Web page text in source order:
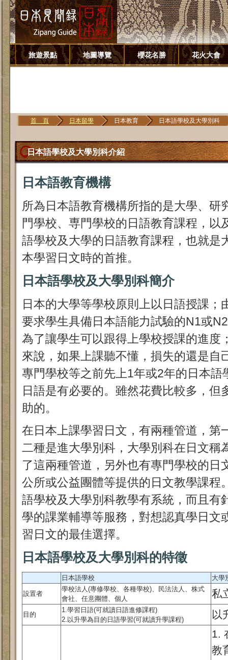
旅遊景點 地圖導覽 櫻花名勝 花火大會
首 頁 日本留學 日本教育 日本語學校及大學別科
日本語學校及大學別科介紹
日本語教育機構
所為日本語教育機構所指的是大學、研
門學校、専門學校的日語教育課程，以
語學校及大學的日語教育課程，也就是
本學習日文時的首推。
日本語學校及大學別科簡介
日本的大學等學校原則上以日語授課；
要求學生具備日本語能力試驗的N1或
為了讓學生可以跟得上學校授課的進度
來說，如果上課聽不懂，損失的還是自
專門學校等之前先上1年或2年的日本語
日語是有必要的。雖然花費比較多，但
助的。
在日本上課學習日文，有兩種管道，第
二種是進大學別科，大學別科在日文稱
了這兩種管道，另外也有專門學校的日
公所或公益團體等提供的日文教學課程
語學校及大學別科教學有系統，而且有
學的課業輔導等服務，對想認真學日文
習日文的最佳選擇。
日本語學校及大學別科的特徵
日本語學校 大學
設置者
學校法人(專修學校、各種學校)、民法法人、株式
會社、任意團體、個人
私
目的
1.學習日語(可就讀日語進修課程)
2.以升學為目的日語學習(可就讀升學課程)
以
1.
教